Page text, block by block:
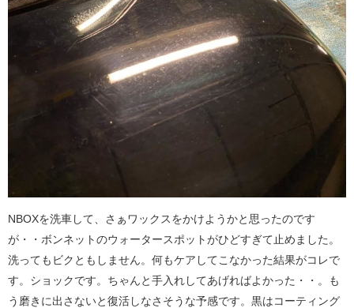
NBOXを洗車して、さぁワックスをかけようかと思ったのです
が・・ボンネットのウォータースポットがひどすぎて止めました。
洗ってもビクともしません。何もケアしてこなかった結果がコレで
す。ショックです。ちゃんと手入れしてあげればよかった・・。も
う磨きに出さないと復活しなさそうな予感です。黒はコーティング